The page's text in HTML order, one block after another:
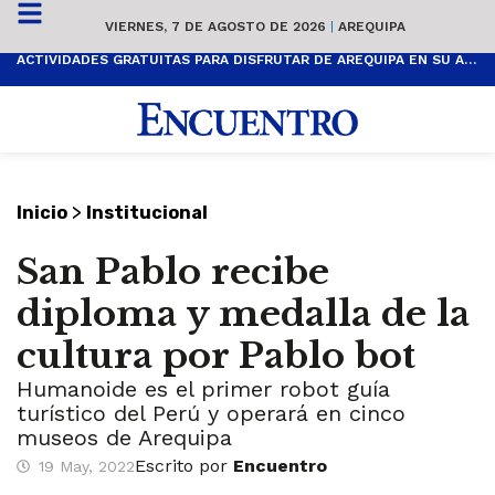
VIERNES, 7 DE AGOSTO DE 2026 | AREQUIPA
ACTIVIDADES GRATUITAS PARA DISFRUTAR DE AREQUIPA EN SU ANIVERSARIO
Inicio > Institucional
San Pablo recibe
diploma y medalla de la
cultura por Pablo bot
Humanoide es el primer robot guía
turístico del Perú y operará en cinco
museos de Arequipa
19 May, 2022Escrito por Encuentro